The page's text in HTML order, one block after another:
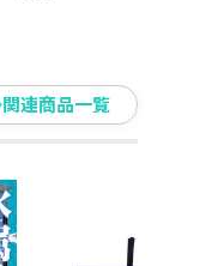
関連商品一覧